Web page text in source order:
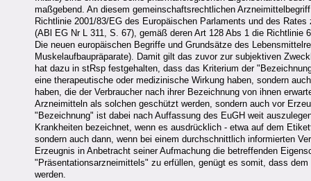
maßgebend. An diesem gemeinschaftsrechtlichen
Richtlinie 2001/83/EG des Europäischen Parlaments und des
(ABl EG Nr L 311, S. 67), gemäß deren Art 128 Abs 1 die
Die neuen europäischen Begriffe und Grundsätze des
Muskelaufbaupräparate). Damit gilt das zuvor zur subjektiven
hat dazu in stRsp festgehalten, dass das Kriterium der
eine therapeutische oder medizinische Wirkung haben, sondern
haben, die der Verbraucher nach ihrer Bezeichnung von ihnen
Arzneimitteln als solchen geschützt werden, sondern auch vor
"Bezeichnung" ist dabei nach Auffassung des EuGH weit
Krankheiten bezeichnet, wenn es ausdrücklich - etwa auf dem
sondern auch dann, wenn bei einem durchschnittlich informierten
Erzeugnis in Anbetracht seiner Aufmachung die betreffenden
"Präsentationsarzneimittels" zu erfüllen, genügt es somit, dass
werden.